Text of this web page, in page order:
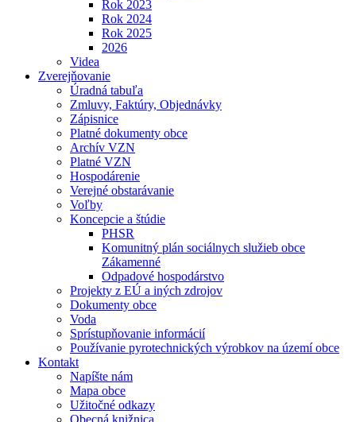
Rok 2023
Rok 2024
Rok 2025
2026
Videa
Zverejňovanie
Úradná tabuľa
Zmluvy, Faktúry, Objednávky
Zápisnice
Platné dokumenty obce
Archív VZN
Platné VZN
Hospodárenie
Verejné obstarávanie
Voľby
Koncepcie a štúdie
PHSR
Komunitný plán sociálnych služieb obce
Zákamenné
Odpadové hospodárstvo
Projekty z EÚ a iných zdrojov
Dokumenty obce
Voda
Sprístupňovanie informácií
Používanie pyrotechnických výrobkov na území obce
Kontakt
Napíšte nám
Mapa obce
Užitočné odkazy
Obecná knižnica